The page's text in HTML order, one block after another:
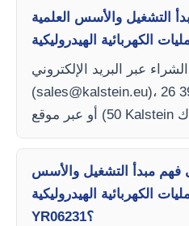
التشغيل والأسس العلمية
عبر البريد الإلكتروني
(sales@kalstein.eu)، الهاتف (+33 (0) 1 70 39 26
مبدأ التشغيل والأسس
الكهربائية الهيدروليكية
YR06231؟